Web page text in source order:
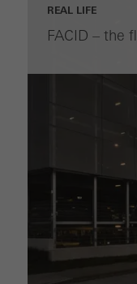
REAL LIFE
FACID – the